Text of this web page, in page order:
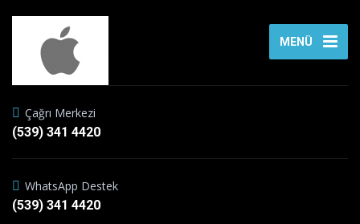
MENÜ
Çağrı Merkezi
(539) 341 4420
WhatsApp Destek
(539) 341 4420